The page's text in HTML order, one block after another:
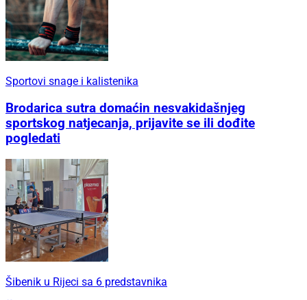
Sportovi snage i kalistenika
Brodarica sutra domaćin nesvakidašnjeg
sportskog natjecanja, prijavite se ili dođite
pogledati
Šibenik u Rijeci sa 6 predstavnika